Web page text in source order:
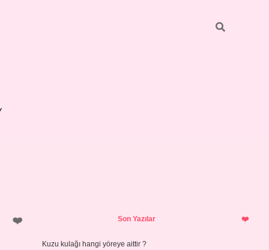
SidebarSon Yazılar
Kuzu kulağı hangi yöreye aittir ?